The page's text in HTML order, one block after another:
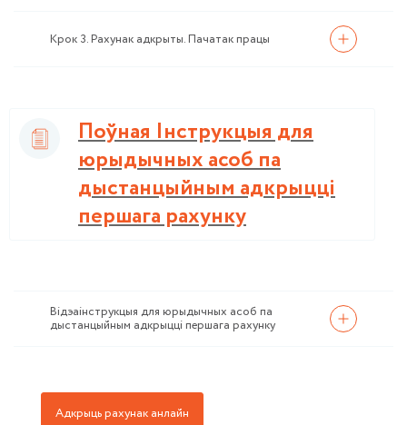
Крок 3. Рахунак адкрыты. Пачатак працы
Поўная Інструкцыя для
юрыдычных асоб па
дыстанцыйным адкрыцці
першага рахунку
Відэаінструкцыя для юрыдычных асоб па
дыстанцыйным адкрыцці першага рахунку
Адкрыць рахунак анлайн